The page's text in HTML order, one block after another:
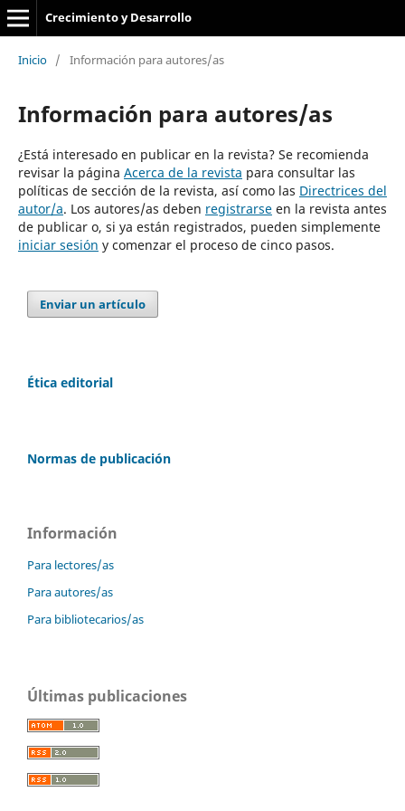
Crecimiento y Desarrollo
Inicio / Información para autores/as
Información para autores/as
¿Está interesado en publicar en la revista? Se recomienda
revisar la página Acerca de la revista para consultar las
políticas de sección de la revista, así como las Directrices del
autor/a. Los autores/as deben registrarseen la revista antes
de publicar o, si ya están registrados, pueden simplemente
iniciar sesión y comenzar el proceso de cinco pasos.
Enviar un artículo
Ética editorial
Normas de publicación
Información
Para lectores/as
Para autores/as
Para bibliotecarios/as
Últimas publicaciones